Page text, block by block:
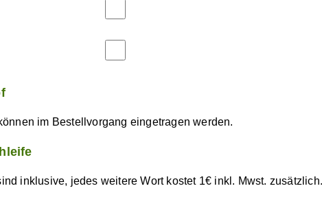
im Bestellvorgang eingetragen werden.
inklusive, jedes weitere Wort kostet 1€ inkl. Mwst. zusätzlich.